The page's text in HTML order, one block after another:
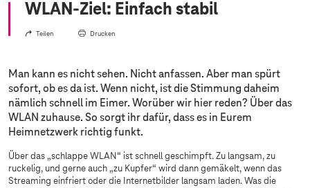
WLAN-Ziel: Einfach stabil
Teilen Drucken
Man kann es nicht sehen. Nicht anfassen. Aber man spürt
sofort, ob es da ist. Wenn nicht, ist die Stimmung daheim
nämlich schnell im Eimer. Worüber wir hier reden? Über das
WLAN zuhause. So sorgt ihr dafür, dass es in Eurem
Heimnetzwerk richtig funkt.
Über das „schlappe WLAN“ ist schnell geschimpft. Zu langsam, zu
ruckelig, und gerne auch „zu Kupfer“ wird dann gemäkelt, wenn das
Streaming einfriert oder die Internetbilder langsam laden. Was die